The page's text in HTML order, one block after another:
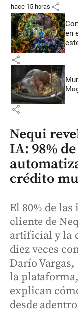
hace 15 horas share
en
share
share
Nequi
IA: 98%
crédito
El 80% de
cliente de
artificial y la
diez veces
Darío
la
explican
desde